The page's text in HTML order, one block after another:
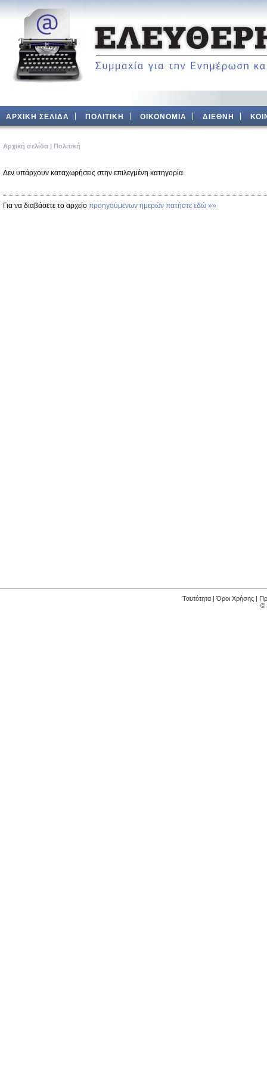
ΑΡΧΙΚΗ ΣΕΛΙΔΑ ΠΟΛΙΤΙΚΗ ΟΙΚΟΝΟΜΙΑ ΔΙΕΘΝΗ
Aρχική σελίδα | Πολιτική
Δεν υπάρχουν καταχωρήσεις στην επιλεγμένη κατηγορία.
Για να διαβάσετε το αρχείο προηγούμενων ημερών πατήστε εδώ »»
Ταυτότητα |Όροι Χρήσης |
©